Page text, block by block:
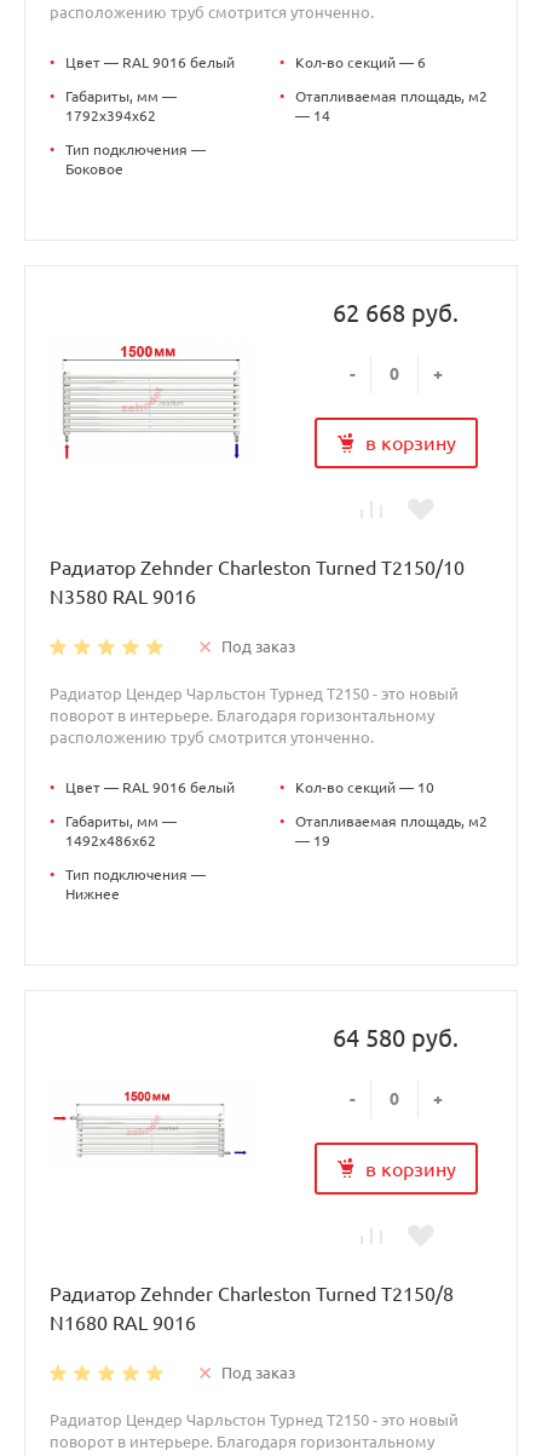
расположению труб смотрится утонченно.
• Цвет — RAL 9016 белый
•
Габариты, мм —
1792x394x62
•
Тип подключения —
Боковое
• Кол-во секций — 6
•
Отапливаемая площадь, м2
— 14
62 668 руб.
- +
в корзину
Радиатор Zehnder Charleston Turned T2150/10
N3580 RAL 9016
Под заказ
Радиатор Цендер Чарльстон Турнед T2150 - это новый
поворот в интерьере. Благодаря горизонтальному
расположению труб смотрится утонченно.
• Цвет — RAL 9016 белый
•
Габариты, мм —
1492x486x62
•
Тип подключения —
Нижнее
• Кол-во секций — 10
•
Отапливаемая площадь, м2
— 19
64 580 руб.
- +
в корзину
Радиатор Zehnder Charleston Turned T2150/8
N1680 RAL 9016
Под заказ
Радиатор Цендер Чарльстон Турнед T2150 - это новый
поворот в интерьере. Благодаря горизонтальному